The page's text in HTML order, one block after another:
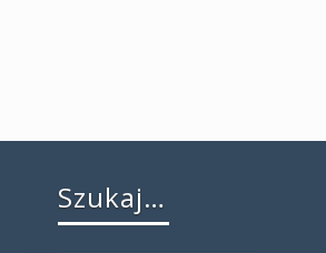
Szukaj…